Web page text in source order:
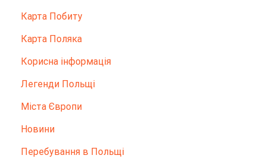
Карта Побиту
Карта Поляка
Корисна інформація
Легенди Польщі
Міста Європи
Новини
Перебування в Польщі